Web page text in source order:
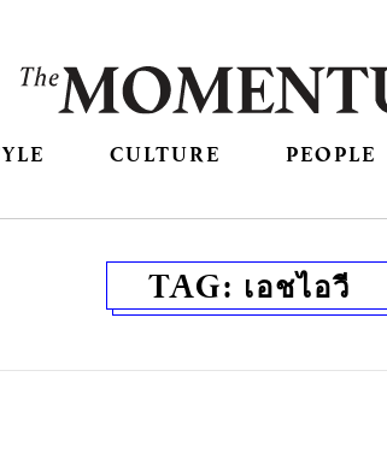
CULTURE PEOPLE
TAG: เอชไอวี